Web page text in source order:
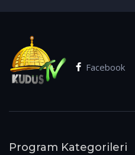
Facebook
Program Kategorileri